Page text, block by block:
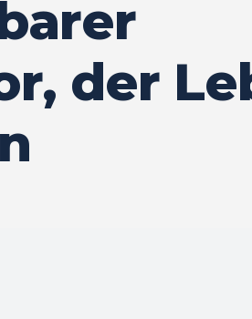
der